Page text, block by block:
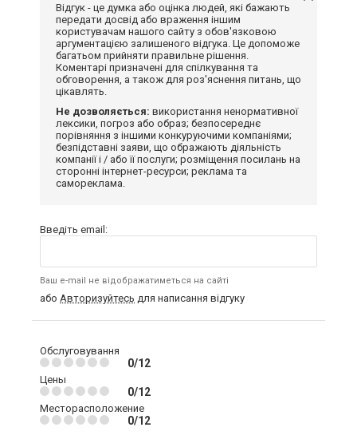
Відгук - це думка або оцінка людей, які бажають
передати досвід або враження іншим
користувачам нашого сайту з обов'язковою
аргументацією залишеного відгука. Це допоможе
багатьом прийняти правильне рішення.
Коментарі призначені для спілкування та
обговорення, а також для роз'яснення питань, що
цікавлять.
Не дозволяється: використання ненормативної
лексики, погроз або образ; безпосереднє
порівняння з іншими конкуруючими компаніями;
безпідставні заяви, що ображають діяльність
компанії і / або її послуги; розміщення посилань на
сторонні інтернет-ресурси; реклама та
самореклама.
Введіть email:
Ваш e-mail не відображатиметься на сайті
або Авторизуйтесь для написання відгуку
Обслуговування
0/12
Цены
0/12
Месторасположение
0/12